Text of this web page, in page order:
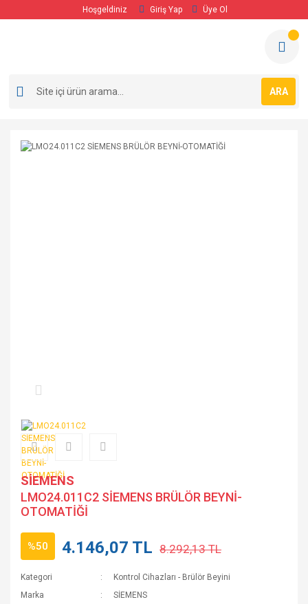
Hoşgeldiniz Giriş Yap Üye Ol
ARA
SİEMENS
LMO24.011C2 SİEMENS BRÜLÖR BEYNİ-
OTOMATİĞİ
%50 4.146,07 TL 8.292,13 TL
Kategori
Kontrol Cihazları - Brülör Beyini
Marka
SİEMENS